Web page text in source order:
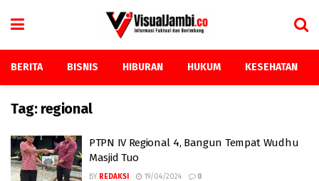
BERITA BISNIS HIBURAN HUKUM KESEHATAN
Tag: regional
PTPN IV Regional 4, Bangun Tempat Wudhu
Masjid Tuo
BY REDAKSI 19/04/2024 0